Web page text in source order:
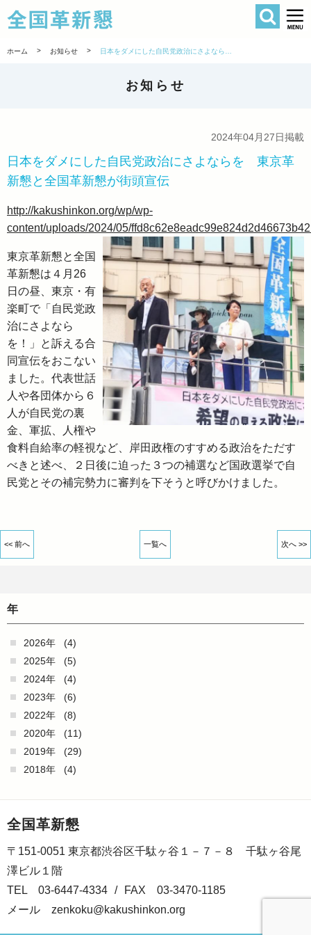
全国革新懇
検索
ホーム > お知らせ >
お知らせ
2024年04月27日掲載
日本をダメにした自民党政治にさよならを 東京革
新懇と全国革新懇が街頭宣伝
http://kakushinkon.org/wp/wp-
content/uploads/2024/05/
東京革新懇と全国
革新懇は４月26
日の昼、東京・有
楽町で「自民党政
治にさよなら
を！」と訴える合
同宣伝をおこない
ました。代表世話
人や各団体から６
人が自民党の裏
金、軍拡、人権や
食料自給率の軽視など、岸田政権のすすめる政治をただす
べきと述べ、２日後に迫った３つの補選など国政選挙で自
民党とその補完勢力に審判を下そうと呼びかけました。
<< 前へ 一覧へ 次へ >>
年
2026年
(4)
2025年
(5)
2024年
(4)
2023年
(6)
2022年
(8)
2020年
(11)
2019年
(29)
2018年
(4)
全国革新懇
〒151-0051 東京都渋谷区千駄ヶ谷１－７－８ 千駄ヶ谷尾
澤ビル１階
TEL 03-6447-4334 /
FAX 03-3470-1185
メール zenkoku@kakushinkon.org